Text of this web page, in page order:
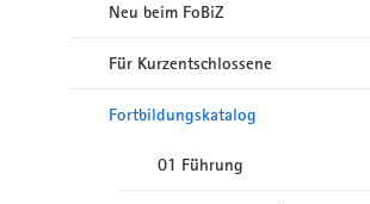
Neu beim FoBiZ
Für Kurzentschlossene
Fortbildungskatalog
01 Führung